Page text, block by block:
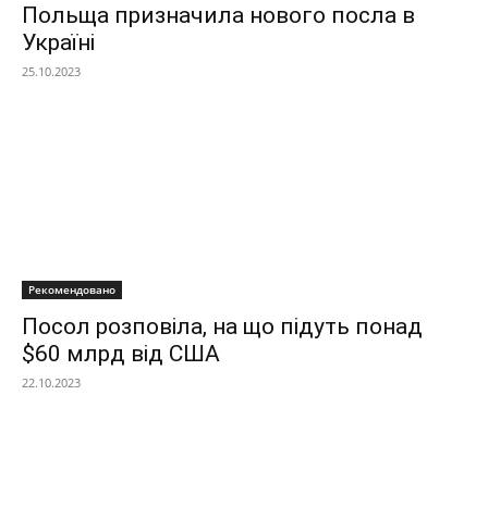
Польща призначила нового посла в
Україні
25.10.2023
Рекомендовано
Посол розповіла, на що підуть понад
$60 млрд від США
22.10.2023